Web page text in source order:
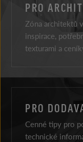
PRO
Zóna architektů
inspirace,
texturami a
PRO
Cenné tipy pro
technické